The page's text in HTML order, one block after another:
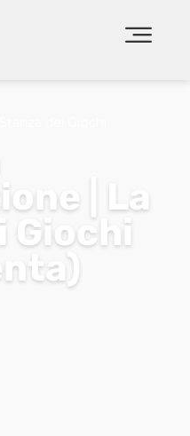
| La
Giochi